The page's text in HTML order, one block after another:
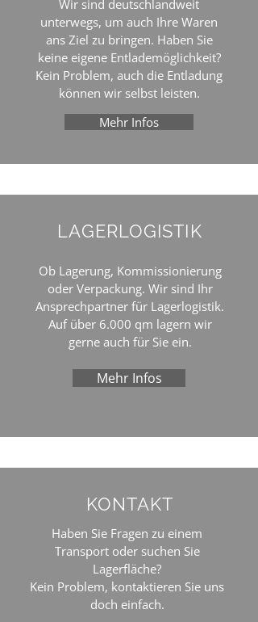
Wir sind deutschlandweit
unterwegs, um auch Ihre Waren
ans Ziel zu bringen. Haben Sie
keine eigene Entlademöglichkeit?
Kein Problem, auch die Entladung
können wir selbst leisten.
Mehr Infos
LAGERLOGISTIK
Ob Lagerung, Kommissionierung
oder Verpackung. Wir sind Ihr
Ansprechpartner für Lagerlogistik.
Auf über 6.000 qm lagern wir
gerne auch für Sie ein.
Mehr Infos
KONTAKT
Haben Sie Fragen zu einem
Transport oder suchen Sie
Lagerfläche?
Kein Problem, kontaktieren Sie uns
doch einfach.